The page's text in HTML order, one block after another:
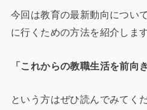
今回は教育の最新動向につい
に行くための方法を紹介します
「これからの教職生活を前向
という方はぜひ読んでみてく